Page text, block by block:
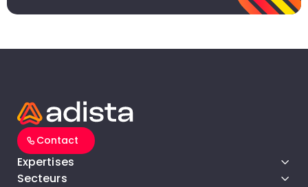
Contact
Expertises
Secteurs